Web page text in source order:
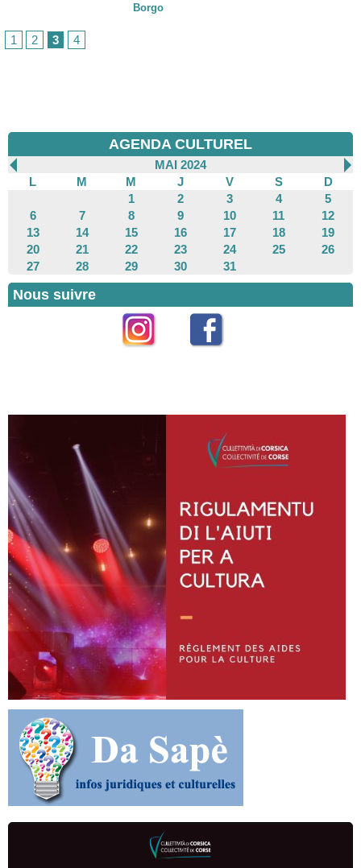
Borgo
1 2 3 4
AGENDA CULTUREL
MAI 2024
L
M M J V S
D
1
2 3 4
5
6
7 8 9 10 11
12
13
14 15 16 17 18
19
20
21 22 23 24 25
26
27
28 29 30 31
Nous suivre